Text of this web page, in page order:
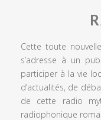
Cette toute
s’adresse à un
participer à la vie
d’actualités, de
de cette radio
radiophonique